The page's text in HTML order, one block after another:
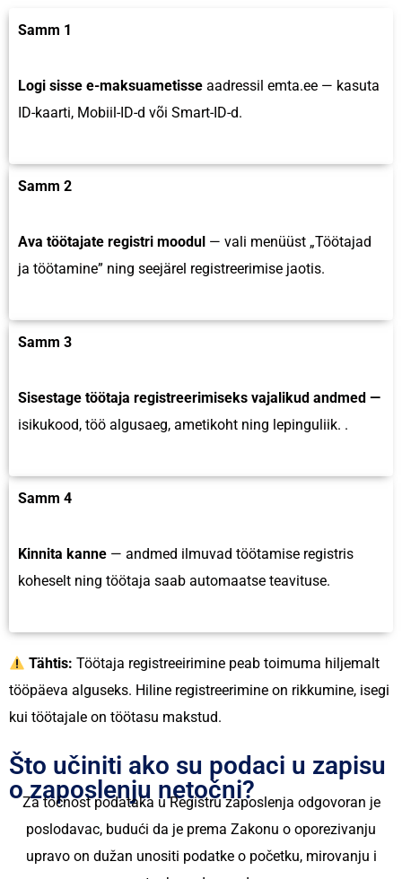
Samm 1
Logi sisse e-maksuametisse aadressil emta.ee — kasuta
ID-kaarti, Mobiil-ID-d või Smart-ID-d.
Samm 2
Ava töötajate registri moodul — vali menüüst „Töötajad
ja töötamine” ning seejärel registreerimise jaotis.
Samm 3
Sisestage töötaja registreerimiseks vajalikud andmed —
isikukood, töö algusaeg, ametikoht ning lepinguliik. .
Samm 4
Kinnita kanne — andmed ilmuvad töötamise registris
koheselt ning töötaja saab automaatse teavituse.
Tähtis: Töötaja registreeirimine peab toimuma hiljemalt
tööpäeva alguseks. Hiline registreerimine on rikkumine, isegi
kui töötajale on töötasu makstud.
Što učiniti ako su podaci u zapisu
o zaposlenju netočni?
Za točnost podataka u Registru zaposlenja odgovoran je
poslodavac, budući da je prema Zakonu o oporezivanju
upravo on dužan unositi podatke o početku, mirovanju i